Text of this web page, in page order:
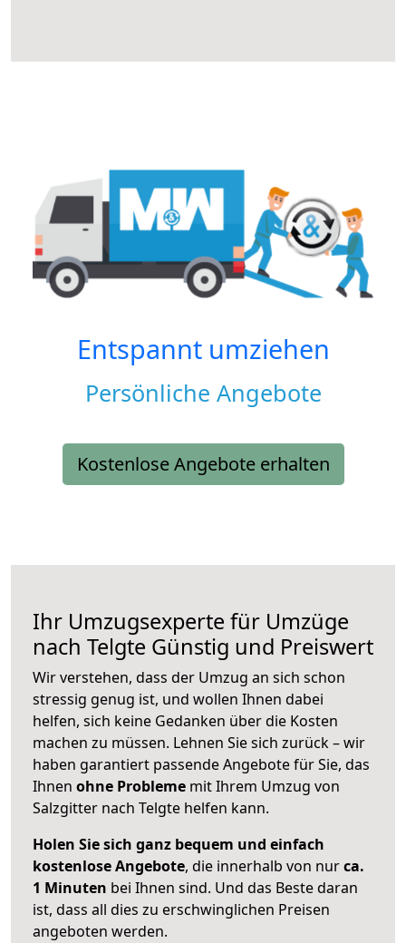
Entspannt umziehen
Persönliche Angebote
Kostenlose Angebote erhalten
Ihr Umzugsexperte für Umzüge
nach Telgte Günstig und Preiswert
Wir verstehen, dass der Umzug an sich schon
stressig genug ist, und wollen Ihnen dabei
helfen, sich keine Gedanken über die Kosten
machen zu müssen. Lehnen Sie sich zurück – wir
haben garantiert passende Angebote für Sie, das
Ihnen ohne Probleme mit Ihrem Umzug von
Salzgitter nach Telgte helfen kann.
Holen Sie sich ganz bequem und einfach
kostenlose Angebote, die innerhalb von nurca.
1 Minuten bei Ihnen sind. Und das Beste daran
ist, dass all dies zu erschwinglichen Preisen
angeboten werden.